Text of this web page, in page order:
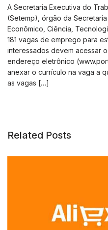
A Secretaria Executiva do
(Setemp), órgão da
Econômico, Ciência,
181 vagas de emprego para
interessados devem acessar
endereço eletrônico
anexar o currículo na vaga a
as vagas […]
Related Posts